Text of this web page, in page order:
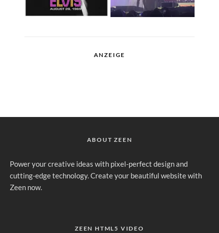
ANZEIGE
ABOUT ZEEN
Power your creative ideas with pixel-perfect design and
cutting-edge technology. Create your beautiful website with
Zeen now.
ZEEN HTML5 VIDEO